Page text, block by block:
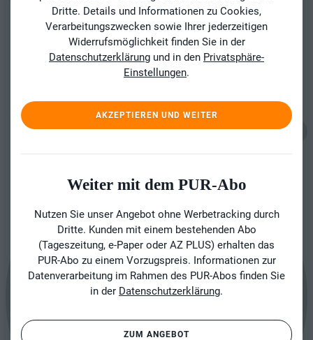
Dritte. Details und Informationen zu Cookies,
Verarbeitungszwecken sowie Ihrer jederzeitigen
Widerrufsmöglichkeit finden Sie in der
Datenschutzerklärung und in den Privatsphäre-
Einstellungen.
AKZEPTIEREN UND WEITER
Weiter mit dem PUR-Abo
Nutzen Sie unser Angebot ohne Werbetracking durch
Dritte. Kunden mit einem bestehenden Abo
(Tageszeitung, e-Paper oder AZ PLUS) erhalten das
PUR-Abo zu einem Vorzugspreis. Informationen zur
Datenverarbeitung im Rahmen des PUR-Abos finden Sie
in der Datenschutzerklärung.
ZUM ANGEBOT